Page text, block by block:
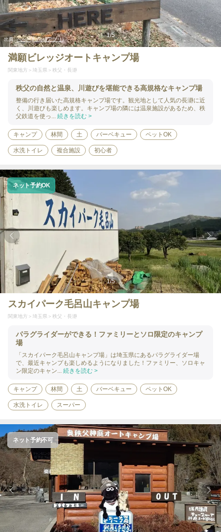
出典:べべべ(hinataアプリ)
1/5
満願ビレッジオートキャンプ場
関東地方 埼玉県 秩父・長瀞
秩父の自然と温泉、川遊びを堪能できる高規格なキャンプ場
整備の行き届いた高規格キャンプ場です。観光地として人気の長瀞に近
く、川遊びも楽しめます。キャンプ場の隣には温泉施設があるため、秩
父鉄道を使っ... 続きを読む >
キャンプ 林間 土 バーベキュー ペットOK
水洗トイレ 複合施設 初心者
1/5
ネット予約OK
スカイパーク毛呂山キャンプ場
関東地方 埼玉県 秩父・長瀞
パラグライダーができる！ファミリーとソロ限定のキャンプ
場
「スカイパーク毛呂山キャンプ場」は埼玉県にあるパラグライダー場
で、最近キャンプも楽しめるようになりました！ファミリー、ソロキャ
ン限定のキャン... 続きを読む >
キャンプ 林間 土 バーベキュー ペットOK
水洗トイレ スーパー
ネット予約不可